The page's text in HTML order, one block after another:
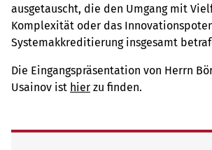
ausgetauscht, die den Umgang mit
Komplexität oder das
Systemakkreditierung insgesamt
Die Eingangspräsentation von Herrn
Usainov ist hier zu finden.